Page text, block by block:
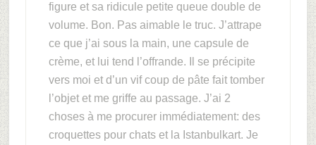
figure et sa ridicule petite queue double de
volume. Bon. Pas aimable le truc. J’attrape
ce que j’ai sous la main, une capsule de
crème, et lui tend l’offrande. Il se précipite
vers moi et d’un vif coup de pâte fait tomber
l’objet et me griffe au passage. J’ai 2
choses à me procurer immédiatement: des
croquettes pour chats et la Istanbulkart. Je